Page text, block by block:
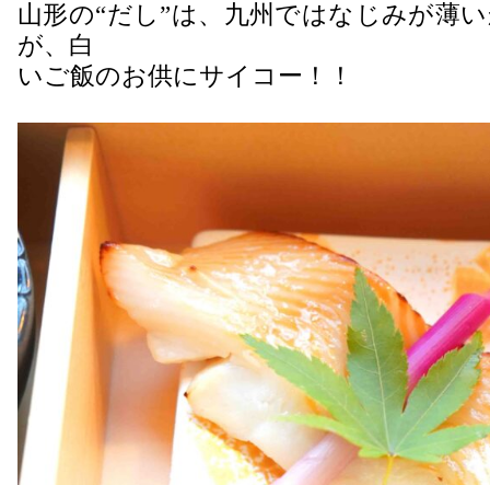
山形の“だし”は、九州ではなじみが薄
が、白
いご飯のお供にサイコー！！